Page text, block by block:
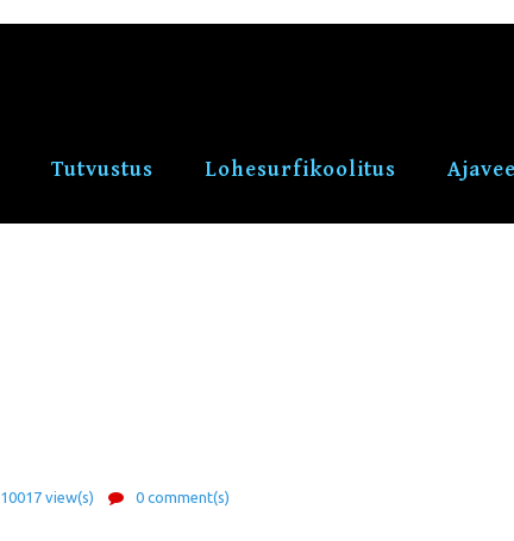
Tutvustus Lohesurfikoolitus
10017 view(s) 0 comment(s)